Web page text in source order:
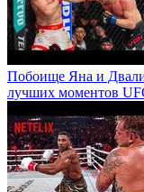
Побоище Яна и
лучших моментов